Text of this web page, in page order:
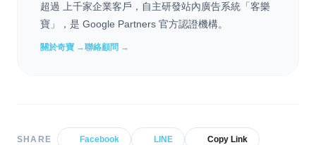
超過 上千家企業客戶，自主研發站內廣告系統「客樂
寶」，是 Google Partners 官方認證機構。
關於奇寶 →聯絡顧問 →
SHARE Facebook LINE Copy Link